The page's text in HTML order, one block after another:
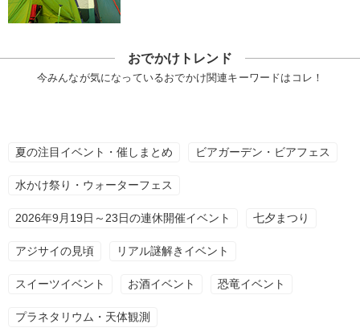
おでかけトレンド
今みんなが気になっているおでかけ関連キーワードはコレ！
夏の注目イベント・催しまとめ ビアガーデン・ビアフェス
水かけ祭り・ウォーターフェス
2026年9月19日～23日の連休開催イベント 七夕まつり
アジサイの見頃 リアル謎解きイベント
スイーツイベント お酒イベント 恐竜イベント
プラネタリウム・天体観測